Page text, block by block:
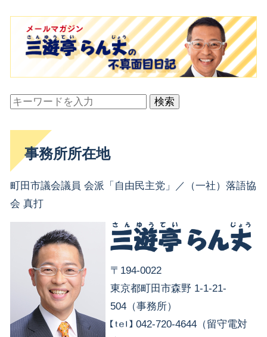
検索
事務所所在地
町田市議会議員 会派「自由民主党」／（一社）落語協
会 真打
〒194-0022
東京都町田市森野 1-1-21-
504（事務所）
042-720-4644（留守電対